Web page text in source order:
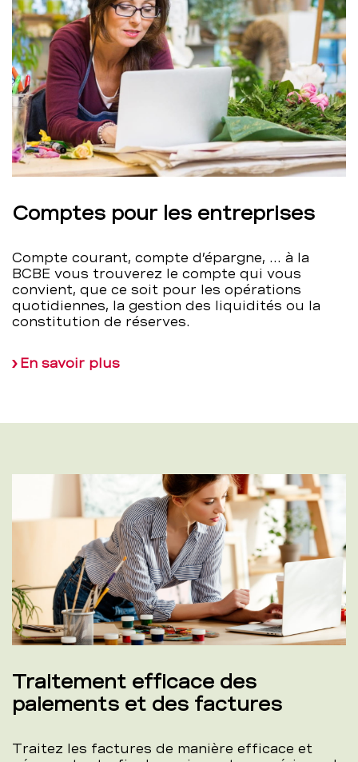
Comptes pour les entreprises
Compte courant, compte d’épargne, ... à la
BCBE vous trouverez le compte qui vous
convient, que ce soit pour les opérations
quotidiennes, la gestion des liquidités ou la
constitution de réserves.
En savoir plus
Traitement efficace des
paiements et des factures
Traitez les factures de manière efficace et